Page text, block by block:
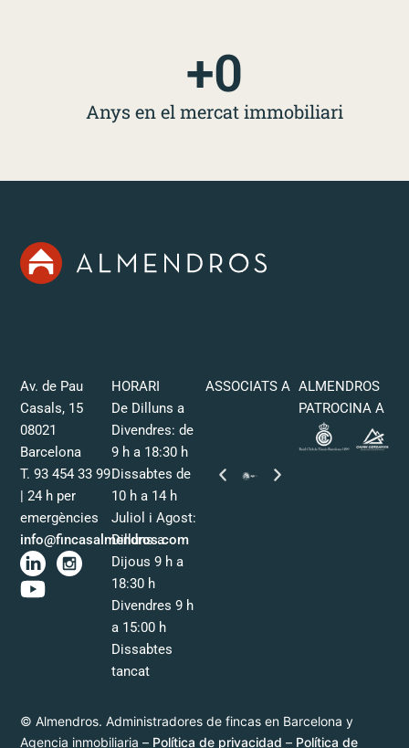
Anys en el mercat immobiliari
+0
Av. de Pau
Casals, 15
08021
Barcelona
T. 93 454 33 99
| 24 h per
emergències
info@fincasalmendros.com
HORARI
De Dilluns a
Divendres: de
9 h a 18:30 h
Dissabtes de
10 h a 14 h
Juliol i Agost:
Dilluns a
Dijous 9 h a
18:30 h
Divendres 9 h
a 15:00 h
Dissabtes
tancat
ASSOCIATS A ALMENDROS
PATROCINA A
© Almendros. Administradores de fincas en Barcelona y
Agencia inmobiliaria – Política de privacidad – Política de